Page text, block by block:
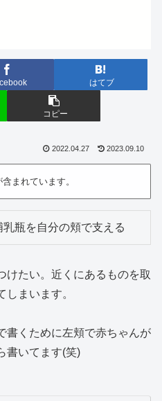
はてブ
コピー
2022.04.27 2023.09.10
まれています。
瓶を自分の頬で支える
けたい。近くにあるものを取
しまいます。
書くために左頬で赤ちゃんが
書いてます(笑)